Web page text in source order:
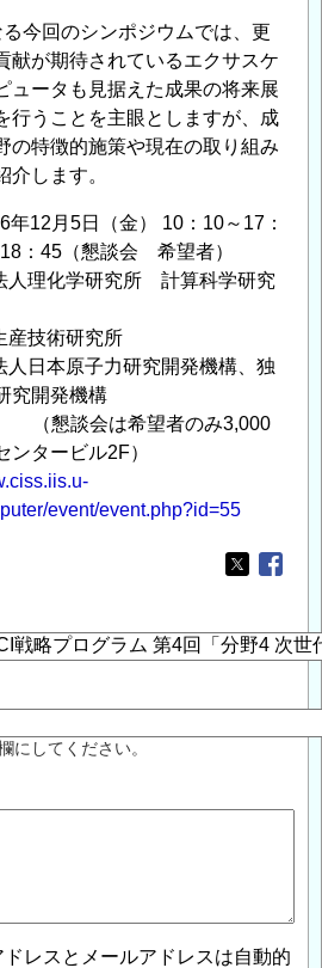
今回のシンポジウムでは、更
献が期待されているエクサスケ
ュータも見据えた成果の将来展
行うことを主眼としますが、成
の特徴的施策や現在の取り組み
介します。
12月5日（金） 10：10～17：
（懇談会 希望者）
理化学研究所 計算科学研究
技術研究所
日本原子力研究開発機構、独
究開発機構
談会は希望者のみ3,000
タービル2F）
event/event.php?id=55
Opens in
にしてください。
レスとメールアドレスは自動的